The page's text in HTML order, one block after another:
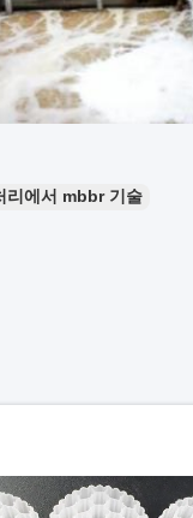
리에서 mbbr 기술